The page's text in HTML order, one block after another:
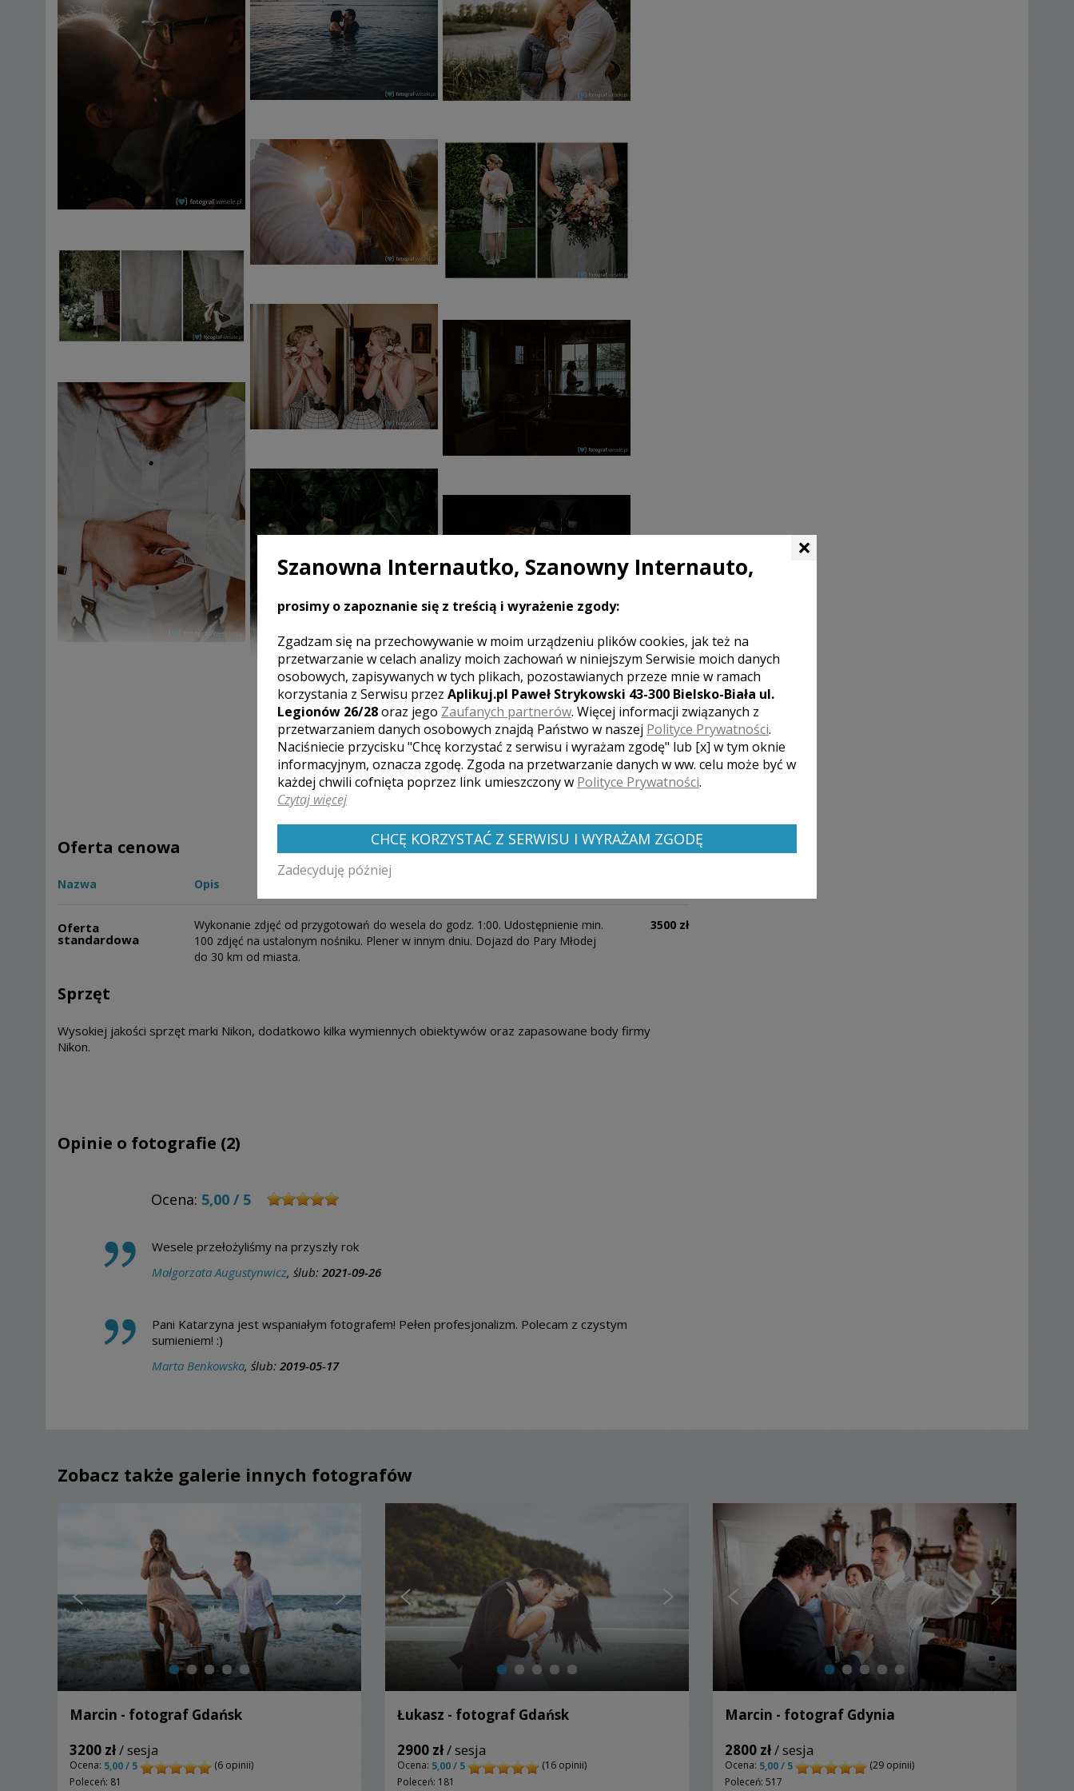
POKAŻ WIĘCEJ
Oferta cenowa
Nazwa Opis
Oferta
standardowa
Wykonanie zdjęć od przygotowań do wesela do godz. 1:00. Udostępnienie min.
100 zdjęć na ustalonym nośniku. Plener w innym dniu. Dojazd do Pary Młodej
do 30 km od miasta.
3500 zł
Sprzęt
Wysokiej jakości sprzęt marki Nikon, dodatkowo kilka wymiennych obiektywów oraz zapasowane body firmy
Nikon.
Opinie o fotografie (2)
Ocena: 5,00 / 5
Wesele przełożyliśmy na przyszły rok
Małgorzata Augustynwicz, ślub: 2021-09-26
Pani Katarzyna jest wspaniałym fotografem! Pełen profesjonalizm. Polecam z czystym
sumieniem! :)
Marta Benkowska, ślub: 2019-05-17
Zobacz także galerie innych fotografów
Marcin - fotograf Gdańsk
3200 zł/ sesja
Ocena: 5,00 / 5
(6 opinii)
Poleceń: 81
Łukasz - fotograf Gdańsk
2900 zł/ sesja
Ocena: 5,00 / 5
(16 opinii)
Poleceń: 181
Marcin - fotograf Gdynia
2800 zł/ sesja
Ocena: 5,00 / 5
(29 opinii)
Poleceń: 517
×
Szanowna Internautko, Szanowny Internauto,
prosimy o zapoznanie się z treścią i wyrażenie zgody:
Zgadzam się na przechowywanie w moim urządzeniu plików cookies, jak też na
przetwarzanie w celach analizy moich zachowań w niniejszym Serwisie moich danych
osobowych, zapisywanych w tych plikach, pozostawianych przeze mnie w ramach
korzystania z Serwisu przez Aplikuj.pl Paweł Strykowski 43-300 Bielsko-Biała ul.
Legionów 26/28oraz jego Zaufanych partnerów. Więcej informacji związanych z
przetwarzaniem danych osobowych znajdą Państwo w naszej Polityce Prywatności.
Naciśniecie przycisku "Chcę korzystać z serwisu i wyrażam zgodę" lub [x] w tym oknie
informacyjnym, oznacza zgodę. Zgoda na przetwarzanie danych w ww. celu może być w
każdej chwili cofnięta poprzez link umieszczony w Polityce Prywatności.
Czytaj więcej
CHCĘ KORZYSTAĆ Z SERWISU I WYRAŻAM ZGODĘ
Zadecyduję później